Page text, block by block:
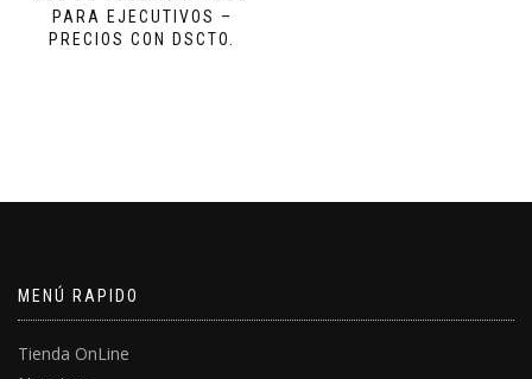
PARA EJECUTIVOS –
PRECIOS CON DSCTO.
MENÚ RAPIDO
Tienda OnLine